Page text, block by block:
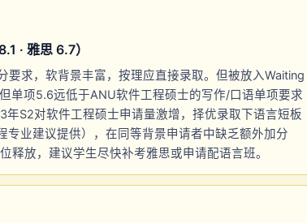
· 雅思 6.7）
求，软背景丰富，按理应直接录取。但被放入Waiting
单项5.6远低于ANU软件工程硕士的写作/口语单项要求
S2对软件工程硕士申请量激增，择优录取下语言短板
业建议提供），在同等背景申请者中缺乏额外加分
放，建议学生尽快补考雅思或申请配语言班。